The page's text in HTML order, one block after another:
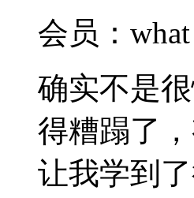
会员：what
确实不是
得糟蹋了
让我学到